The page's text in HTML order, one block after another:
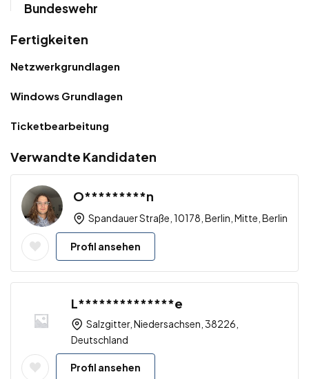
Bundeswehr
Fertigkeiten
Netzwerkgrundlagen
Windows Grundlagen
Ticketbearbeitung
Verwandte Kandidaten
O*********n
Spandauer Straße, 10178, Berlin, Mitte, Berlin
Profil ansehen
L**************e
Salzgitter, Niedersachsen, 38226,
Deutschland
Profil ansehen